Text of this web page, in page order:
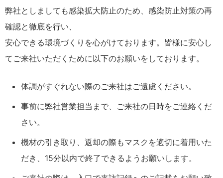
弊社としましても感染拡大防止のため、感染防止対策の再
確認と徹底を行い、
安心できる環境づくりを心がけております。皆様に安心し
てご来社いただくために以下のお願いをしております。
体調がすぐれない際のご来社はご遠慮ください。
事前に弊社営業担当まで、ご来社の日時をご連絡くだ
さい。
機材の引き取り、返却の際もマスクを適切に着用いた
だき、15分以内で終了できるようお願いします。